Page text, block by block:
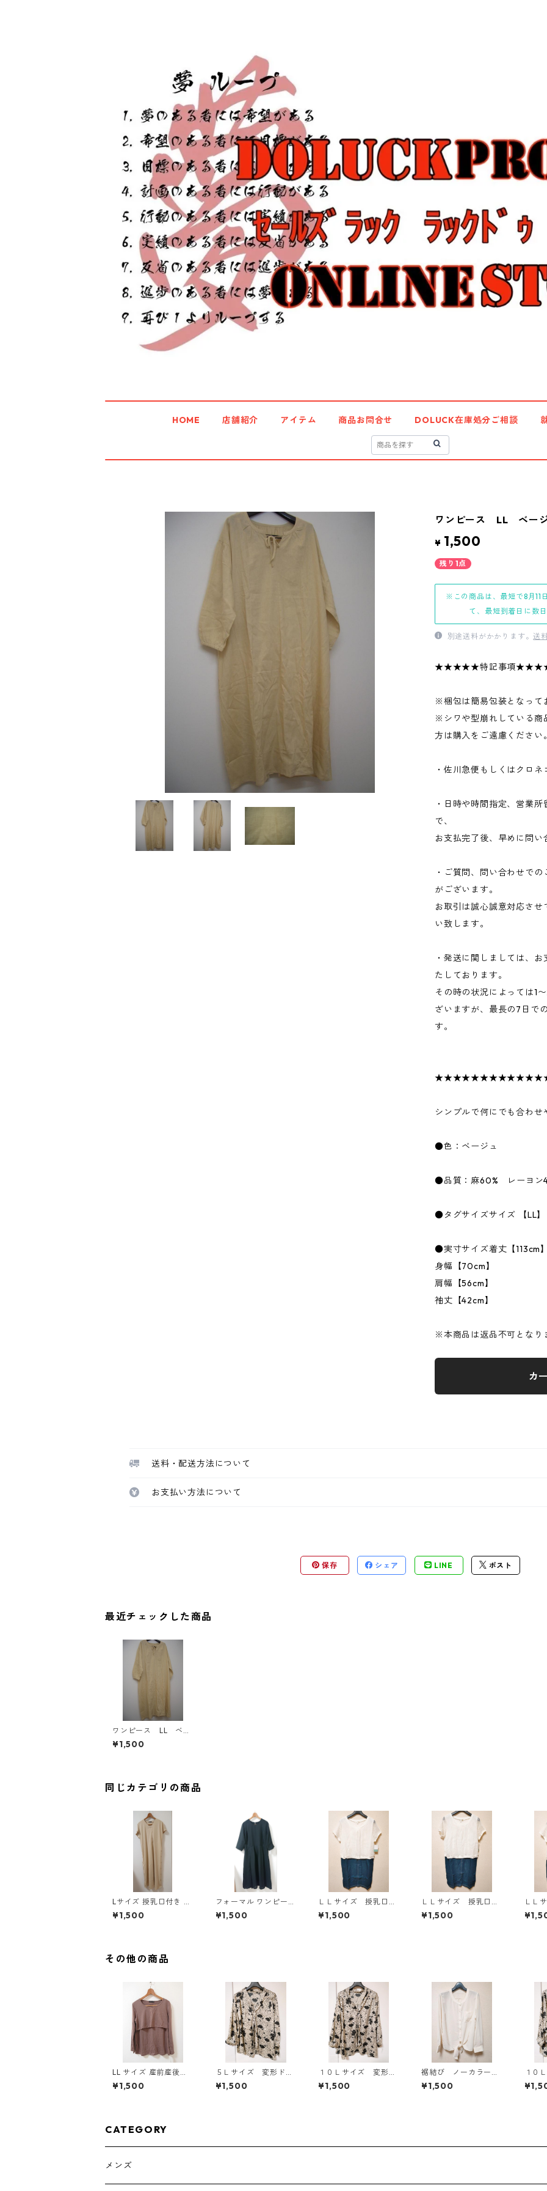
HOME 店舗紹介 アイテム 商品お問合せ DOLUCK在庫処分ご相談
ワンピース LL ベー
¥ 1,500
残り1点
※この商品は、最短で8月11
て、最短到着日に数
別途送料がかかります。送
★★★★★特記事項
※梱包は簡易包装となって
※シワや型崩れしている商
方は購入をご遠慮ください。
・佐川急便もしくはクロネ
・日時や時間指定、営業
で、
お支払完了後、早めに問い
・ご質問、問い合わせで
がございます。
お取引は誠心誠意対応さ
い致します。
・発送に関しましては、
たしております。
その時の状況によっては1
ざいますが、最長の7日で
す。
シンプルで何にでも合わ
●色：ベージュ
●品質：麻60% レーヨン
●タグサイズサイズ 【LL】
●実寸サイズ着丈【113cm】
身幅【70cm】
肩幅【56cm】
袖丈【42cm】
※本商品は返品不可となり
カ
送料・配送方法について
お支払い方法について
保存 シェア LINE ポスト
最近チェックした商品
ワンピース LL ベー
ジュ IY-4412
¥1,500
同じカテゴリの商品
Lサイズ 授乳口付き サ
イドボタンデザイン ワ
ンピース マタニティ
¥1,500
フォーマル ワンピース
5L ブラック ◆KIY-13
00◆
¥1,500
ＬＬサイズ 授乳口付
き マタニティ ドッ
キングワンピース ホ
¥1,500
ＬＬサイズ 授乳口付
き マタニティ ドッ
キングワンピース ホ
¥1,500
ＬＬ
き マ
キン
その他の商品
LL サイズ 産前産後対
応 授乳口付き 長袖シ
ャツ マタニティ チャ
¥1,500
５Ｌサイズ 変形ドッ
ト 花柄 ボウタイブ
ラウス オフホワイ
¥1,500
１０Ｌサイズ 変形ド
ット 花柄 ボウタイ
ブラウス オフホワイ
¥1,500
裾結び ノーカラーブ
ラウス ３Ｌ アイボ
リー KAE-4813
¥1,500
１０
ット
ブラ
CATEGORY
メンズ